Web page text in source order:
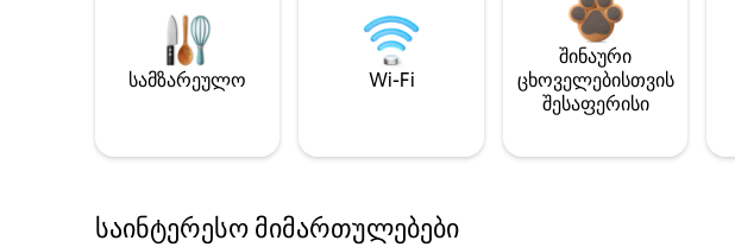
სამზარეულო Wi-Fi
შინაური
ცხოველებისთვის
შესაფერისი
საინტერესო მიმართულებები